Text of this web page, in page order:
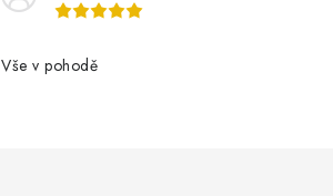
Vše v pohodě